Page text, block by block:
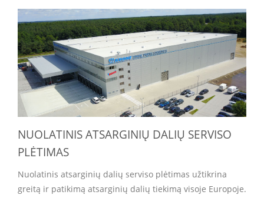
NUOLATINIS ATSARGINIŲ DALIŲ SERVISO
PLĖTIMAS
Nuolatinis atsarginių dalių serviso plėtimas užtikrina
greitą ir patikimą atsarginių dalių tiekimą visoje Europoje.